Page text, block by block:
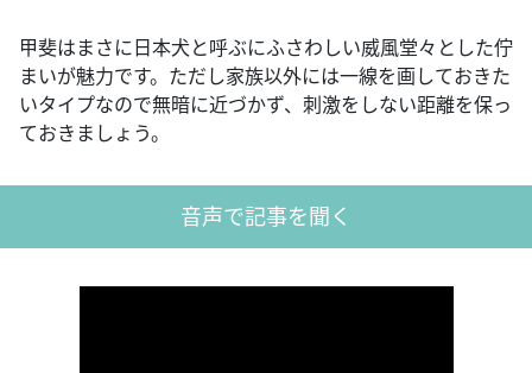
甲斐はまさに日本犬と呼ぶにふさわしい威風堂々とした佇
まいが魅力です。ただし家族以外には一線を画しておきた
いタイプなので無暗に近づかず、刺激をしない距離を保っ
ておきましょう。
音声で記事を聞く